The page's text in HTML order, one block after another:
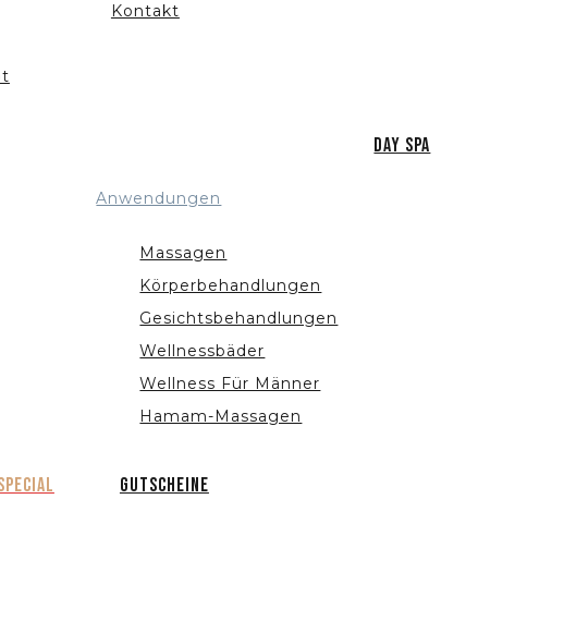
Kontakt
Anwendungen
Massagen
Körperbehandlungen
Gesichtsbehandlungen
Wellnessbäder
Wellness Für Männer
Hamam-Massagen
Day Spa
Gutscheine